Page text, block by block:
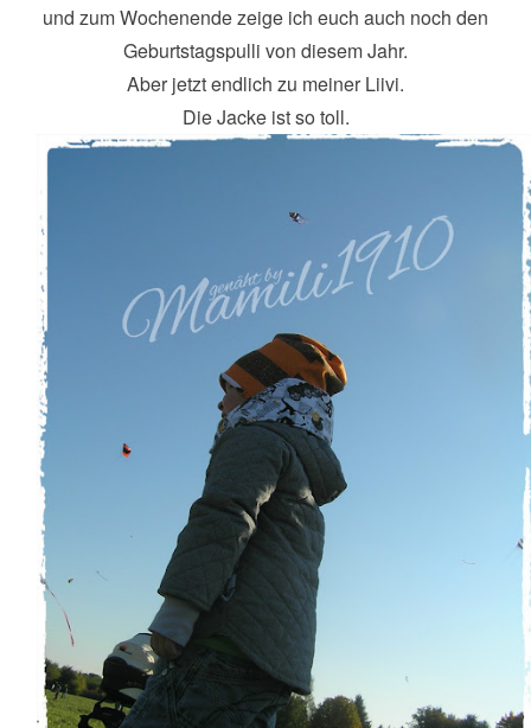
und zum Wochenende zeige ich euch auch noch den
Geburtstagspulli von diesem Jahr.
Aber jetzt endlich zu meiner Liivi.
Die Jacke ist so toll.